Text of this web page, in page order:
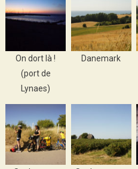
On dort là !
(port de
Lynaes)
Danemark